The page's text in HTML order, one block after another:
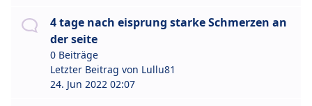
4 tage nach eisprung starke Schmerzen an
der seite
0 Beiträge
Letzter Beitrag von Lullu81
24. Jun 2022 02:07